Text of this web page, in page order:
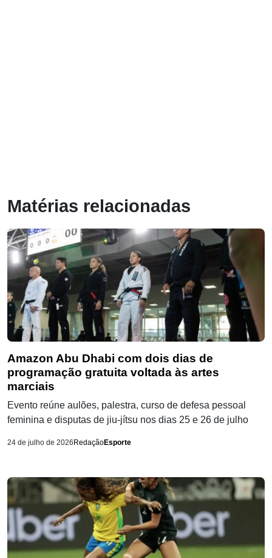
Matérias relacionadas
Amazon Abu Dhabi com dois dias de
programação gratuita voltada às artes
marciais
Evento reúne aulões, palestra, curso de defesa pessoal
feminina e disputas de jiu-jítsu nos dias 25 e 26 de julho
24 de julho de 2026 RedaçãoEsporte